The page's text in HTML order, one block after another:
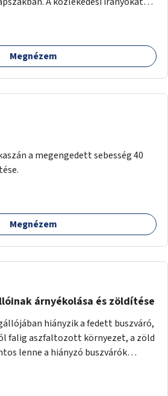
esetleg
ami végfut mind az 500m-en.
Megnézem
a megengedett sebesség 40
Megnézem
árnyékolása és zöldítése
hiányzik a fedett buszváró,
falig aszfaltozott környezet, a zöld
lenne a hiányzó buszvárók